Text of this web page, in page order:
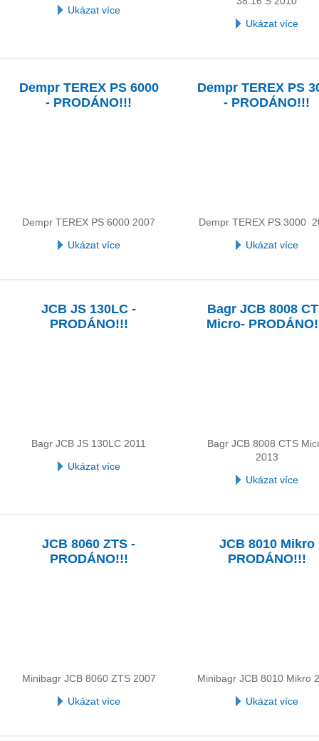
Ukázat více
Ukázat více
Dempr TEREX PS 6000
- PRODÁNO!!!
Dempr TEREX PS 6000 2007
Ukázat více
Dempr TEREX PS
- PRODÁNO!!!
Dempr TEREX PS 3000
Ukázat více
JCB JS 130LC -
PRODÁNO!!!
Bagr JCB JS 130LC 2011
Ukázat více
Bagr JCB 8008
Micro-
Bagr JCB 8008 CTS
2013
Ukázat více
JCB 8060 ZTS -
PRODÁNO!!!
Minibagr JCB 8060 ZTS 2007
Ukázat více
JCB 8010 Mikro
PRODÁNO!!!
Minibagr JCB 8010 Mikro
Ukázat více